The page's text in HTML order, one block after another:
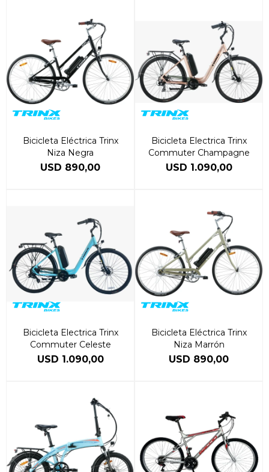
Bicicleta Eléctrica Trinx
Niza Negra
USD 890,00
Bicicleta Electrica Trinx
Commuter Champagne
USD 1.090,00
Bicicleta Electrica Trinx
Commuter Celeste
USD 1.090,00
Bicicleta Eléctrica Trinx
Niza Marrón
USD 890,00